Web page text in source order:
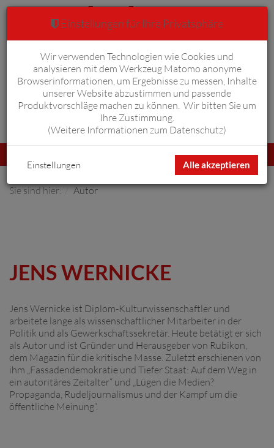
Anmelden Warenkorb 0
umschalten
Sie sind hier: Autor
JENS WERNICKE
Jens Wernicke ist Diplom-Kulturwissenschaftler und
arbeitete lange als wissenschaftlicher Mitarbeiter in der
Politik und als Gewerkschaftssekretär. Heute betätigt er sich
als Autor und ist Gründer und Herausgeber von Rubikon,
dem Magazin für die kritische Masse. Zuletzt erschienen von
ihm „Fassadendemokratie und Tiefer Staat: Auf dem Weg in
ein autoritäres Zeitalter“ und „Lügen die Medien?
Propaganda, Rudeljournalismus und der Kampf um die
öffentliche Meinung“.
Einstellungen für Ihre Privatsphäre
Wir verwenden Technologien wie Cookies und
analysieren mit dem Werkzeug Matomo anonyme
Browserinformationen, um Ergebnisse zu messen, Inhalte
unserer Website abzustimmen und passende
Produktvorschläge machen zu können. Wir bitten Sie um
Ihre Zustimmung.
(Weitere Informationen zum Datenschutz)
Alle akzeptieren
Einstellungen